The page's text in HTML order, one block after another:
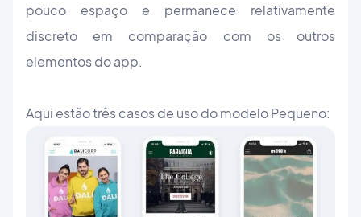
pouco espaço e permanece relativamente
discreto em comparação com os outros
elementos do app.
Aqui estão três casos de uso do modelo Pequeno: